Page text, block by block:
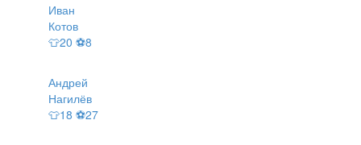
Иван
Котов
👕20 ⚽8
Андрей
Нагилёв
👕18 ⚽27